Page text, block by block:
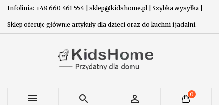
Infolinia: +48 660 461 554 | sklep@kidshome.pl | Szybka wysyłka |
Sklep oferuje głównie artykuły dla dzieci oraz do kuchni i jadalni.
   0